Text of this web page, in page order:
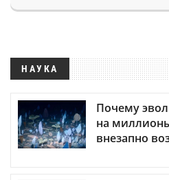
НАУКА
Почему
на
внезапно